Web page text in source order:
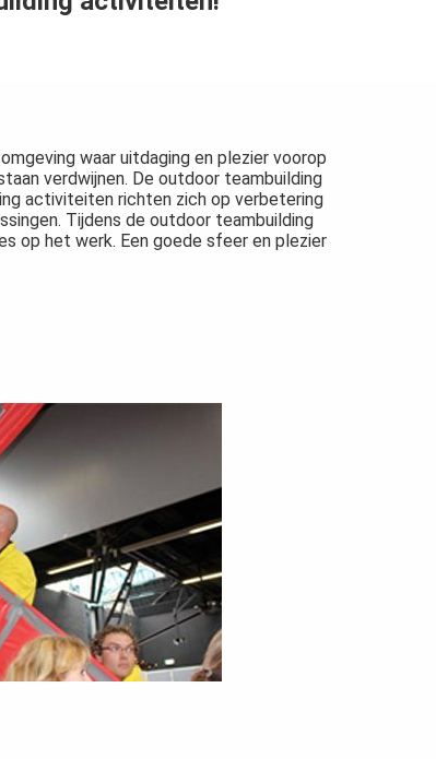
waar uitdaging en plezier voorop
verdwijnen. De outdoor teambuilding
activiteiten richten zich op verbetering
Tijdens de outdoor teambuilding
op het werk. Een goede sfeer en plezier